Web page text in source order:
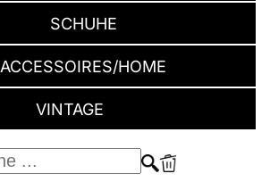
SCHUHE
ACCESSOIRES/HOME
VINTAGE